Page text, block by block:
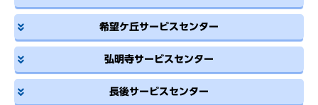
希望ケ丘サービスセンター
弘明寺サービスセンター
長後サービスセンター